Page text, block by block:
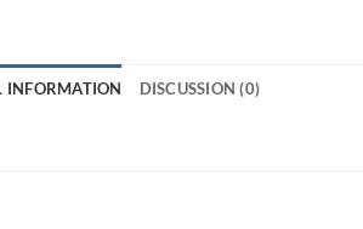
DISCUSSION (0)